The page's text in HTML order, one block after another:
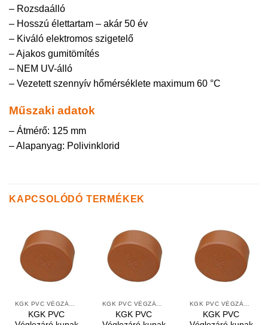
– Rozsdaálló
– Hosszú élettartam – akár 50 év
– Kiváló elektromos szigetelő
– Ajakos gumitömítés
– NEM UV-álló
– Vezetett szennyív hőmérséklete maximum 60 °C
Műszaki adatok
– Átmérő: 125 mm
– Alapanyag: Polivinklorid
KAPCSOLÓDÓ TERMÉKEK
KGK PVC VÉGZÁRÓ KUPAKOK SIMA VÉGEKRE
KGK PVC
KGK PVC VÉGZÁRÓ KUPAKOK SIMA VÉGEKRE
KGK PVC
KGK PVC VÉGZÁRÓ KUPAKOK SIMA VÉGEKRE
KGK PVC